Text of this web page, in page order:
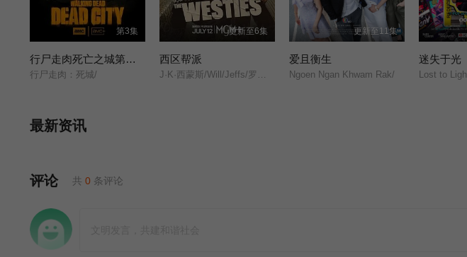
第3集
行尸走肉死亡之城第三季
行尸走肉：死城/
更新至6集
西区帮派
更新至11集
爱且衡生
Ngoen Ngan Khwam Rak/
迷失于光
Lost to
最新资讯
评论 共 0 条评论